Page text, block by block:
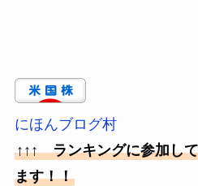
にほんブログ村
↑↑↑ ランキングに参加し
ます！！